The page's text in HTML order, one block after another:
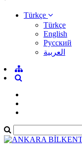
Türkçe
Türkçe
English
Pусский
العربية